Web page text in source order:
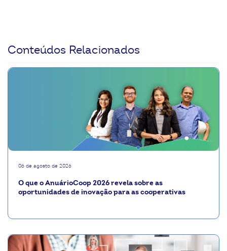
Conteúdos Relacionados
06 de agosto de 2026
O que o AnuárioCoop 2026 revela sobre as
oportunidades de inovação para as cooperativas